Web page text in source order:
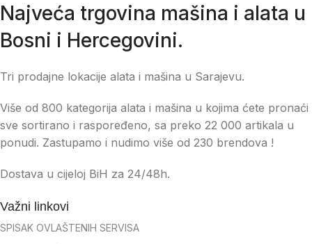
Najveća trgovina mašina i alata u
Bosni i Hercegovini.
Tri prodajne lokacije alata i mašina u Sarajevu.
Više od 800 kategorija alata i mašina u kojima ćete pronaći
sve sortirano i raspoređeno, sa preko 22 000 artikala u
ponudi. Zastupamo i nudimo više od 230 brendova !
Dostava u cijeloj BiH za 24/48h.
Važni linkovi
SPISAK OVLAŠTENIH SERVISA